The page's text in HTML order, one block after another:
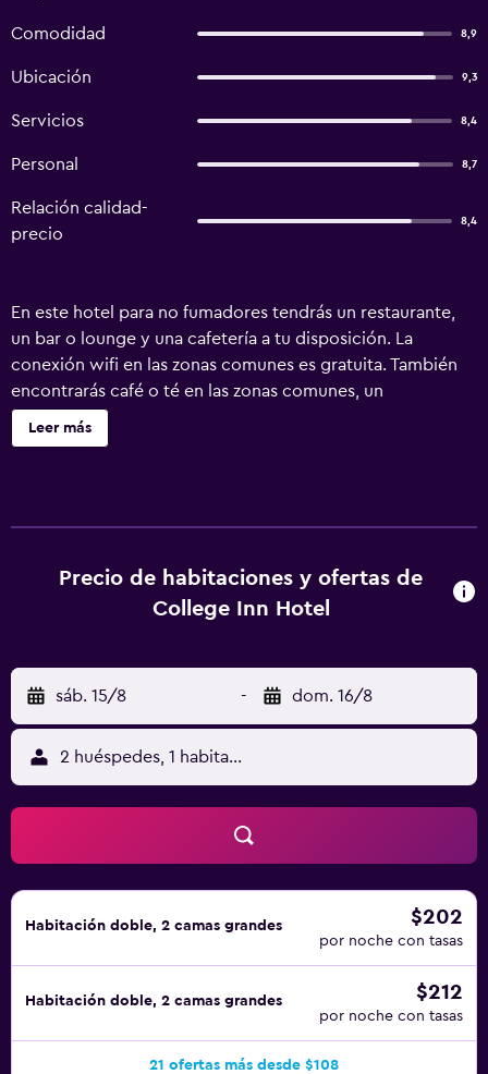
Comodidad 8,9
Ubicación 9,3
Servicios 8,4
Personal 8,7
Relación calidad-
precio
8,4
En este hotel para no fumadores tendrás un restaurante,
un bar o lounge y una cafetería a tu disposición. La
conexión wifi en las zonas comunes es gratuita. También
encontrarás café o té en las zonas comunes, un
microondas en una zona común y servicios de conserjería.
Se ofrece un servicio de limpieza a petición. College Inn
suscripción. Los huéspedes pueden navegar por la web
gracias a nuestro acceso a Internet wifi gratis. Las
y es posible solicitar tabla de planchar con plancha.
Leer más
Precio de habitaciones y ofertas de
College Inn Hotel
sáb. 15/8 - dom. 16/8
2 huéspedes, 1 habitación
Habitación doble, 2 camas grandes $202
por noche con tasas
Habitación doble, 2 camas grandes $212
por noche con tasas
21 ofertas más desde $108